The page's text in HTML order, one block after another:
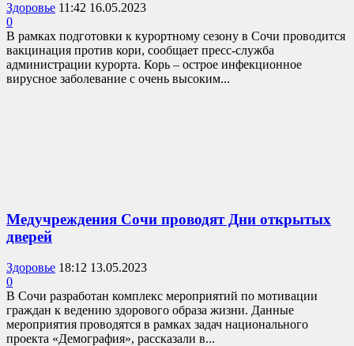
Здоровье 11:42 16.05.2023
0
В рамках подготовки к курортному сезону в Сочи проводится
вакцинация против кори, сообщает пресс-служба
администрации курорта. Корь – острое инфекционное
вирусное заболевание с очень высоким...
Медучреждения Сочи проводят Дни открытых
дверей
Здоровье 18:12 13.05.2023
0
В Сочи разработан комплекс мероприятий по мотивации
граждан к ведению здорового образа жизни. Данные
мероприятия проводятся в рамках задач национального
проекта «Демография», рассказали в...